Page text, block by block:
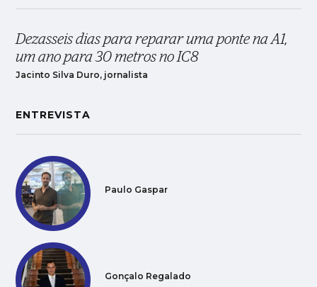
Dezasseis dias para reparar uma ponte na A1,
um ano para 30 metros no IC8
Jacinto Silva Duro, jornalista
ENTREVISTA
Paulo Gaspar
Gonçalo Regalado